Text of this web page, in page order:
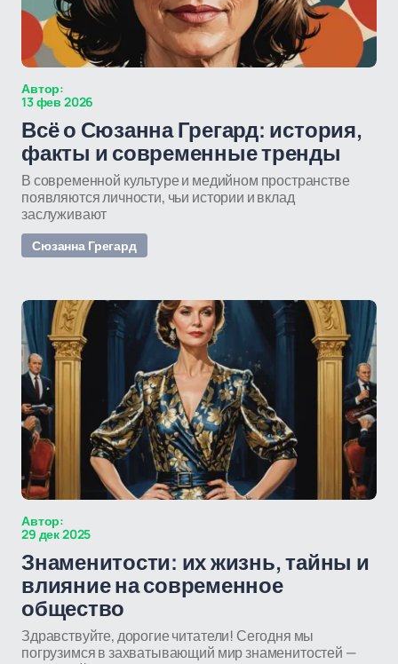
Автор:
13 фев 2026
Всё о Сюзанна Грегард: история,
факты и современные тренды
В современной культуре и медийном пространстве
появляются личности, чьи истории и вклад
заслуживают
Сюзанна Грегард
Автор:
29 дек 2025
Знаменитости: их жизнь, тайны и
влияние на современное
общество
Здравствуйте, дорогие читатели! Сегодня мы
погрузимся в захватывающий мир знаменитостей —